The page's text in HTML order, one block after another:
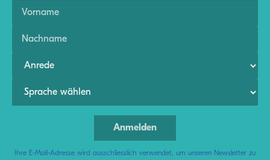
Ihre E-Mail-Adresse wird ausschliesslich verwendet, um unseren Newsletter zu